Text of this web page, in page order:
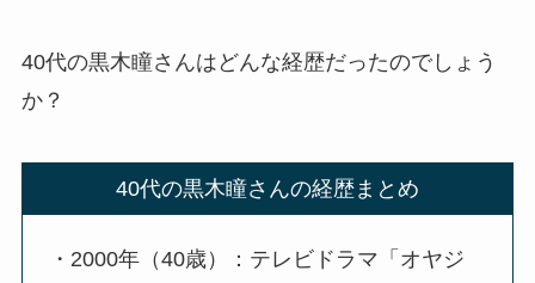
40代の黒木瞳さんはどんな経歴だったのでしょう
か？
40代の黒木瞳さんの経歴まとめ
・2000年（40歳）：テレビドラマ「オヤジ